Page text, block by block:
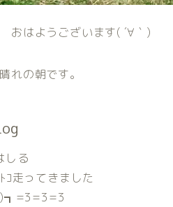
おはようございます( ´∀｀)
の朝です。
しる
ｺ走ってきました
)┓=3=3=3